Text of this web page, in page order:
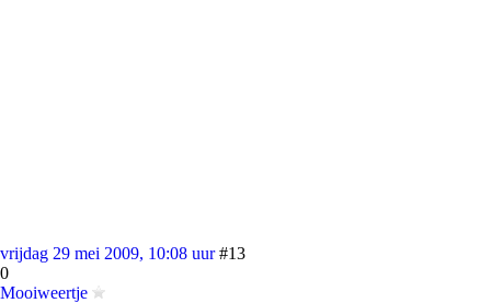
vrijdag 29 mei 2009, 10:08 uur #13
0
Mooiweertje